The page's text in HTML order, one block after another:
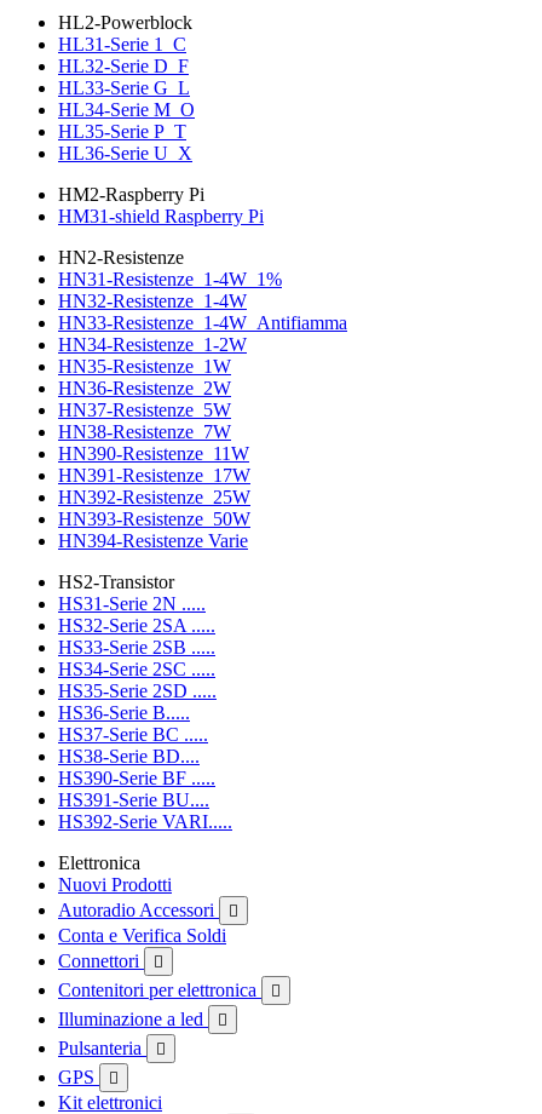
HL2-Powerblock
HL31-Serie 1_C
HL32-Serie D_F
HL33-Serie G_L
HL34-Serie M_O
HL35-Serie P_T
HL36-Serie U_X
HM2-Raspberry Pi
HM31-shield Raspberry Pi
HN2-Resistenze
HN31-Resistenze_1-4W_1%
HN32-Resistenze_1-4W
HN33-Resistenze_1-4W_Antifiamma
HN34-Resistenze_1-2W
HN35-Resistenze_1W
HN36-Resistenze_2W
HN37-Resistenze_5W
HN38-Resistenze_7W
HN390-Resistenze_11W
HN391-Resistenze_17W
HN392-Resistenze_25W
HN393-Resistenze_50W
HN394-Resistenze Varie
HS2-Transistor
HS31-Serie 2N .....
HS32-Serie 2SA .....
HS33-Serie 2SB .....
HS34-Serie 2SC .....
HS35-Serie 2SD .....
HS36-Serie B.....
HS37-Serie BC .....
HS38-Serie BD....
HS390-Serie BF .....
HS391-Serie BU....
HS392-Serie VARI.....
Elettronica
Nuovi Prodotti
Autoradio Accessori

Conta e Verifica Soldi
Connettori

Contenitori per elettronica 
Illuminazione a led 
Pulsanteria 
GPS 
Kit elettronici